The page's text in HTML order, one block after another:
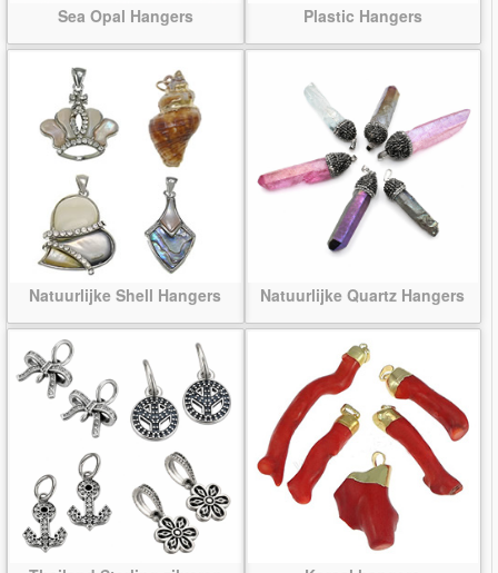
Sea Opal Hangers Plastic Hangers
Natuurlijke Shell Hangers Natuurlijke Quartz Hangers